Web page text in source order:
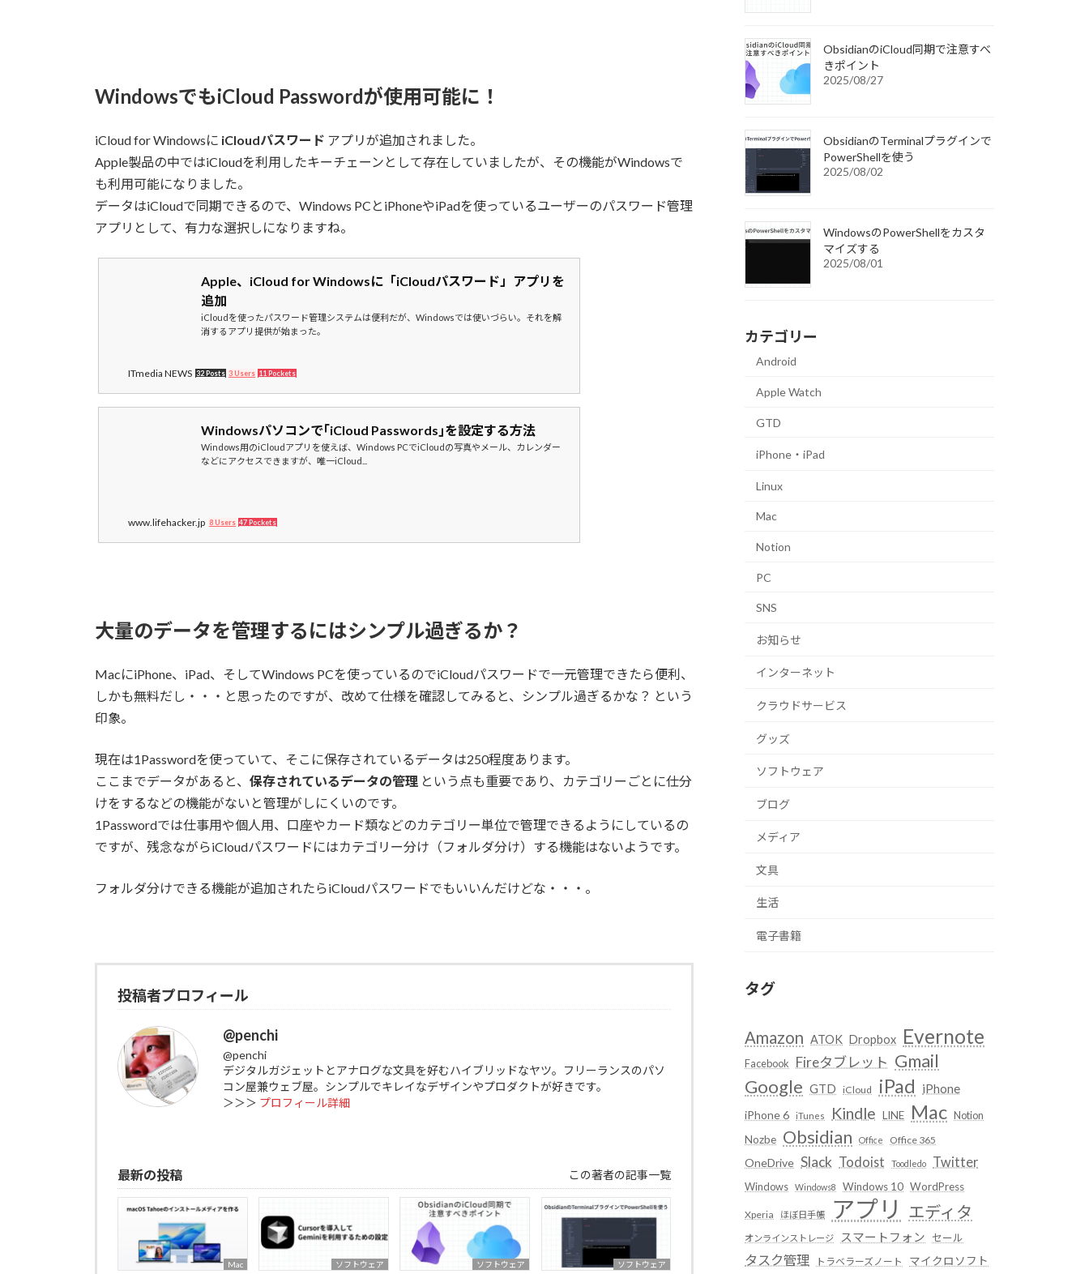
WindowsでもiCloud Passwordが使用可能に！
iCloud for Windowsに iCloudパスワード アプリが追加されました。
Apple製品の中ではiCloudを利用したキーチェーンとして存在していましたが、その機能がWindowsで
も利用可能になりました。
データはiCloudで同期できるので、Windows PCとiPhoneやiPadを使っているユーザーのパスワード管理
アプリとして、有力な選択しになりますね。
Apple、iCloud for Windowsに「iCloudパスワード」アプリを
追加
iCloudを使ったパスワード管理システムは便利だが、Windowsでは使いづらい。それを解
消するアプリ提供が始まった。
ITmedia NEWS 32 Posts 3 Users 11 Pockets
Windowsパソコンで｢iCloud Passwords｣を設定する方法
Windows用のiCloudアプリを使えば、Windows PCでiCloudの写真やメール、カレンダー
などにアクセスできますが、唯一iCloud...
www.lifehacker.jp 8 Users 47 Pockets
大量のデータを管理するにはシンプル過ぎるか？
MacにiPhone、iPad、そしてWindows PCを使っているのでiCloudパスワードで一元管理できたら便利、
しかも無料だし・・・と思ったのですが、改めて仕様を確認してみると、シンプル過ぎるかな？ という
印象。
現在は1Passwordを使っていて、そこに保存されているデータは250程度あります。
ここまでデータがあると、 保存されているデータの管理 という点も重要であり、カテゴリーごとに仕分
けをするなどの機能がないと管理がしにくいのです。
1Passwordでは仕事用や個人用、口座やカード類などのカテゴリー単位で管理できるようにしているの
ですが、残念ながらiCloudパスワードにはカテゴリー分け（フォルダ分け）する機能はないようです。
フォルダ分けできる機能が追加されたらiCloudパスワードでもいいんだけどな・・・。
投稿者プロフィール
@penchi
@penchi
デジタルガジェットとアナログな文具を好むハイブリッドなヤツ。フリーランスのパソ
コン屋兼ウェブ屋。シンプルでキレイなデザインやプロダクトが好きです。
＞＞＞ プロフィール詳細
最新の投稿 この著者の記事一覧
Mac
ソフトウェア
ソフトウェア
ソフトウェア
ObsidianのiCloud同期で注意すべ
きポイント
2025/08/27
ObsidianのTerminalプラグインで
PowerShellを使う
2025/08/02
WindowsのPowerShellをカスタ
マイズする
2025/08/01
カテゴリー
Android
Apple Watch
GTD
iPhone・iPad
Linux
Mac
Notion
PC
SNS
お知らせ
インターネット
クラウドサービス
グッズ
ソフトウェア
ブログ
メディア
文具
生活
電子書籍
タグ
Amazon ATOK Dropbox Evernote
Facebook Fireタブレット Gmail
Google GTD iCloud iPad iPhone
iPhone 6 iTunes Kindle LINE Mac Notion
Nozbe Obsidian Office Office 365
OneDrive Slack Todoist Toodledo Twitter
Windows Windows8 Windows 10 WordPress
Xperia ほぼ日手帳 アプリ エディタ
オンラインストレージ スマートフォン セール
タスク管理 トラベラーズノート マイクロソフト